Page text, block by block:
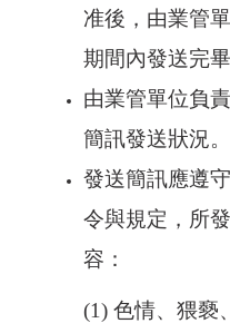
准後，由業管
期間內發送完
由業管單位負
簡訊發送狀況。
發送簡訊應遵
令與規定，所
容：
(1) 色情、猥褻